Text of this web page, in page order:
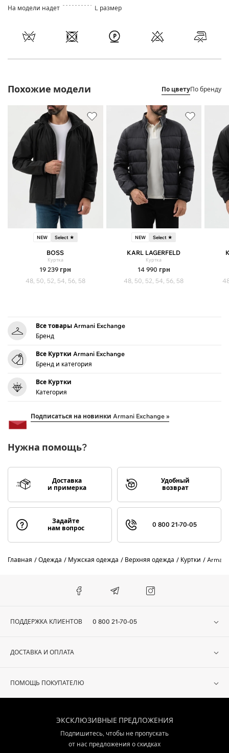
На модели надет
L размер
Похожие модели По цветуПо бренду
NEW Select ★
BOSS
Куртка
19 239 грн
48, 50, 52, 54, 56, 58
NEW Select ★
KARL LAGERFELD
Куртка
14 990 грн
48, 50, 52, 54, 56, 58
Все товары Armani Exchange
Бренд
Все Куртки Armani Exchange
Бренд и категория
Все Куртки
Категория
Подписаться на новинки Armani Exchange »
Нужна помощь?
Доставка
и примерка
Удобный
возврат
Задайте
нам вопрос
0 800 21-70-05
Главная Одежда Мужская одежда Верхняя одежда Куртки
ПОДДЕРЖКА КЛИЕНТОВ 0 800 21-70-05
ДОСТАВКА И ОПЛАТА
ПОМОЩЬ ПОКУПАТЕЛЮ
ЭКСКЛЮЗИВНЫЕ ПРЕДЛОЖЕНИЯ
Подпишитесь, чтобы не пропускать
от нас предложения о скидках